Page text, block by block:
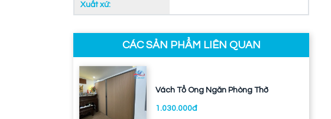
Xuất xứ:
CÁC SẢN PHẨM LIÊN QUAN
Vách Tổ Ong Ngăn Phòng Thờ
1.030.000đ